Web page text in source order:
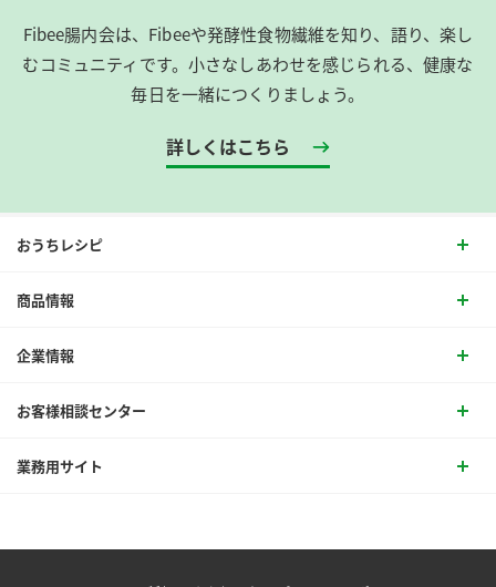
Fibee腸内会は、​Fibeeや発酵性食物繊維を知り、語り、楽し
むコミュニティです。​小さなしあわせを感じられる、健康な
毎日を一緒につくりましょう。
詳しくはこちら
おうちレシピ
商品情報
企業情報
お客様相談センター
業務用サイト